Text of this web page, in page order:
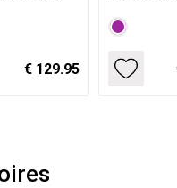
€ 129.95
Fuchsia